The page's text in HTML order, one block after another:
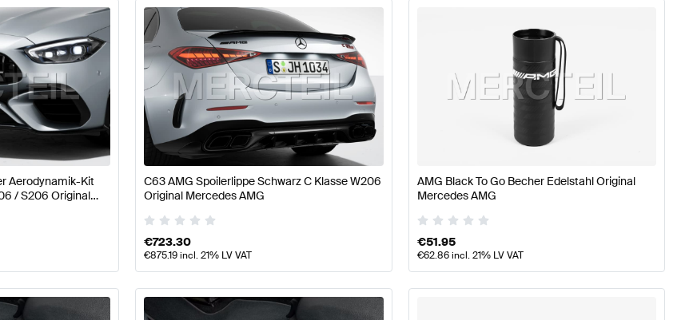
W177 Modellpflege Tuning- und PerformanceteileAMG A-Klasse W177 Tuning- und Performanceteile
Klasse Tuning- und PerformanceteileMercedes-Benz C-Klasse Tuning- und Performanceteile
Aerodynamik-Kit
/ S206 Original
C63 AMG Spoilerlippe Schwarz C Klasse W206
Original Mercedes AMG
€723.30
€875.19incl. 21% LV VAT
AMG Black To Go Becher Edelstahl Original
Mercedes AMG
€51.95
€62.86incl. 21% LV VAT